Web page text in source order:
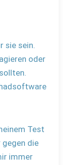
sie sein.
oder
Test
gegen die
immer